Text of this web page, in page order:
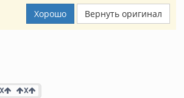
Хорошо
Вернуть оригинал
X